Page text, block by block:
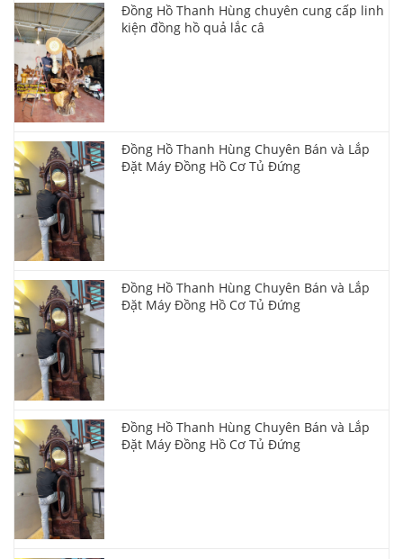
Đồng Hồ Thanh Hùng chuyên cung cấp linh
kiện đồng hồ quả lắc câ
Đồng Hồ Thanh Hùng Chuyên Bán và Lắp
Đặt Máy Đồng Hồ Cơ Tủ Đứng
Đồng Hồ Thanh Hùng Chuyên Bán và Lắp
Đặt Máy Đồng Hồ Cơ Tủ Đứng
Đồng Hồ Thanh Hùng Chuyên Bán và Lắp
Đặt Máy Đồng Hồ Cơ Tủ Đứng